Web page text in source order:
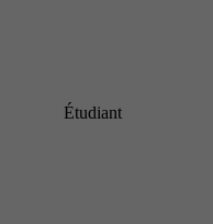
Étudiant